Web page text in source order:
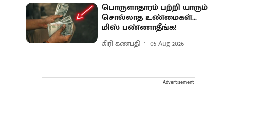
பொருளாதாரம் பற்றி யாரும்
சொல்லாத உண்மைகள்...
மிஸ் பண்ணாதீங்க!
கிரி கணபதி 05 Aug 2026
Advertisement